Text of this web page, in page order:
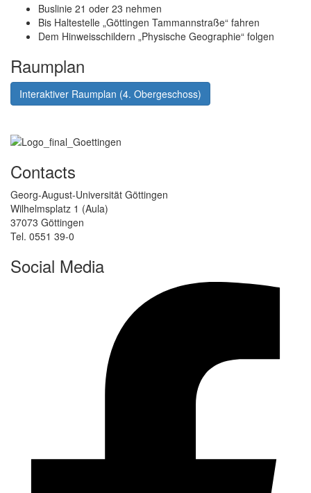
Buslinie 21 oder 23 nehmen
Bis Haltestelle „Göttingen Tammannstraße“ fahren
Dem Hinweisschildern „Physische Geographie“ folgen
Raumplan
Interaktiver Raumplan (4. Obergeschoss)
Contacts
Georg-August-Universität Göttingen
Wilhelmsplatz 1 (Aula)
37073 Göttingen
Tel. 0551 39-0
Social Media